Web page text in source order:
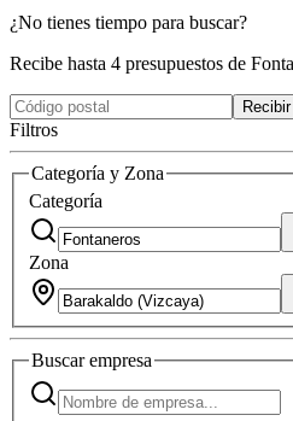
¿No tienes tiempo para buscar?
Recibe hasta 4 presupuestos de
Filtros
Categoría y Zona
Categoría
Zona
Buscarempresa